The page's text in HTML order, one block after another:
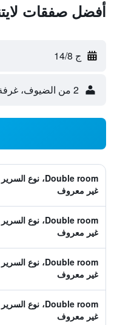
أفضل صفقات
ج 14/8
2 من الضيوف، غرفة واحدة
Double room، نوع السرير
غير معروف
Double room، نوع السرير
غير معروف
Double room، نوع السرير
غير معروف
Double room، نوع السرير
غير معروف